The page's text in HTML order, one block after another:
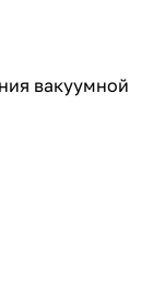
вакуумной